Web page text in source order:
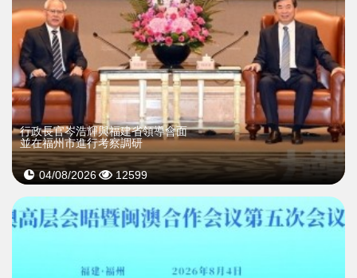
行政長官岑浩輝與福建省領導會面
並在福州市進行考察調研
04/08/2026 12599